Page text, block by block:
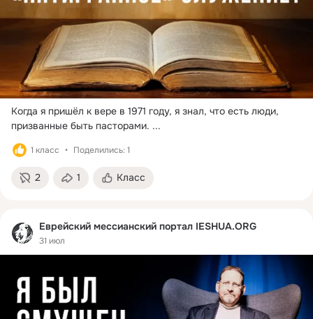
Когда я пришёл к вере в 1971 году, я знал, что есть люди,
призванные быть пасторами. ...
1 класс Поделились: 1
2 1 Класс
Еврейский мессианский портал IESHUA.ORG
31 июл
На портале Вы можете найти массу интересных материалов
по теме еврейского мессианского движения.
Добро пожаловать!